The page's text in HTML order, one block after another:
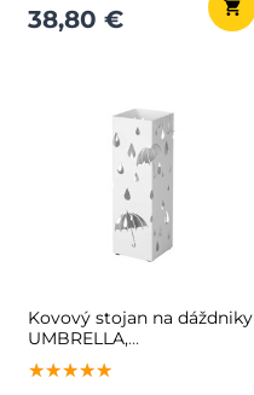
38,80 €
Kovový stojan na dáždniky
UMBRELLA,
15,5x15,5x49cm, biela
★★★★★
★★★★★
★★★★★